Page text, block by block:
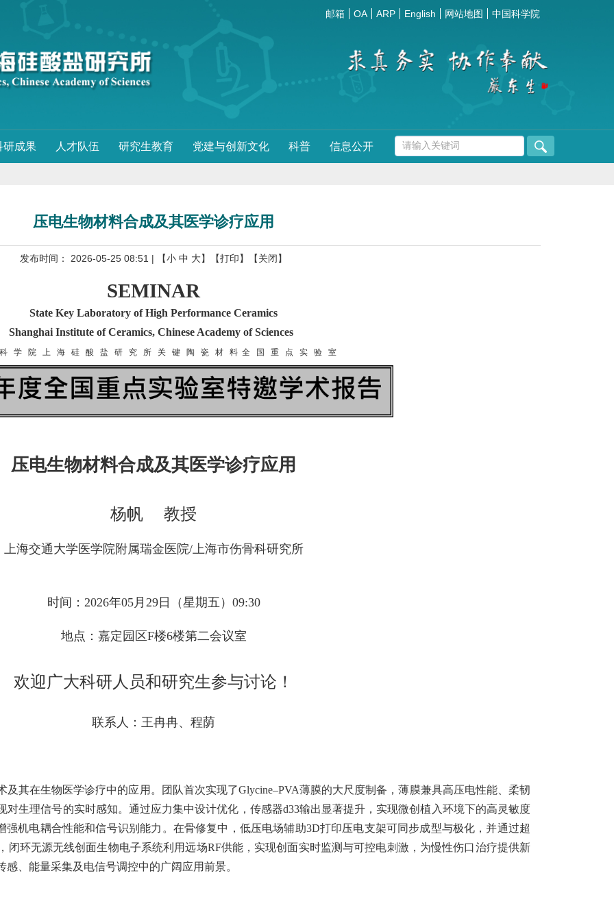
邮箱 OA ARP English 网站地图 中国科学院
研成果 人才队伍 研究生教育 党建与创新文化 科普 信息公开
压电生物材料合成及其医学诊疗应用
发布时间： 2026-05-25 08:51 | 【小 中 大】 【打印】 【关闭】
SEMINAR
State Key Laboratory of High Performance Ceramics
Shanghai Institute of Ceramics, Chinese Academy of Sciences
学 院 上 海 硅 酸 盐 研 究 所 关 键 陶 瓷 材 料 全 国 重 点 实 验 室
压电生物材料合成及其医学诊疗应用
杨帆 教授
上海交通大学医学院附属瑞金医院/上海市伤骨科研究所
时间：2026年05月29日（星期五）09:30
地点：嘉定园区F楼6楼第二会议室
欢迎广大科研人员和研究生参与讨论！
联系人：王冉冉、程荫
其在生物医学诊疗中的应用。团队首次实现了Glycine–PVA薄膜的大尺度制备，薄膜兼具高压电性能、柔韧
生理信号的实时感知。通过应力集中设计优化，传感器d33输出显著提升，实现微创植入环境下的高灵敏度
机电耦合性能和信号识别能力。在骨修复中，低压电场辅助3D打印压电支架可同步成型与极化，并通过超
闭环无源无线创面生物电子系统利用远场RF供能，实现创面实时监测与可控电刺激，为慢性伤口治疗提供新
、能量采集及电信号调控中的广阔应用前景。